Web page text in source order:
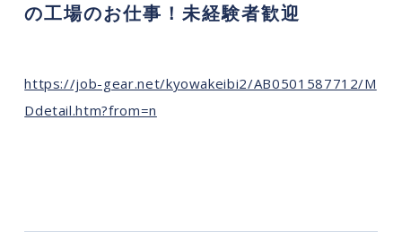
の工場のお仕事！未経験者歓迎
https://job-gear.net/kyowakeibi2/AB0501587712/M
Ddetail.htm?from=n